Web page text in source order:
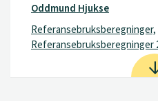
Oddmund Hjukse
Referansebruksberegninger,
Referansebruksberegninger